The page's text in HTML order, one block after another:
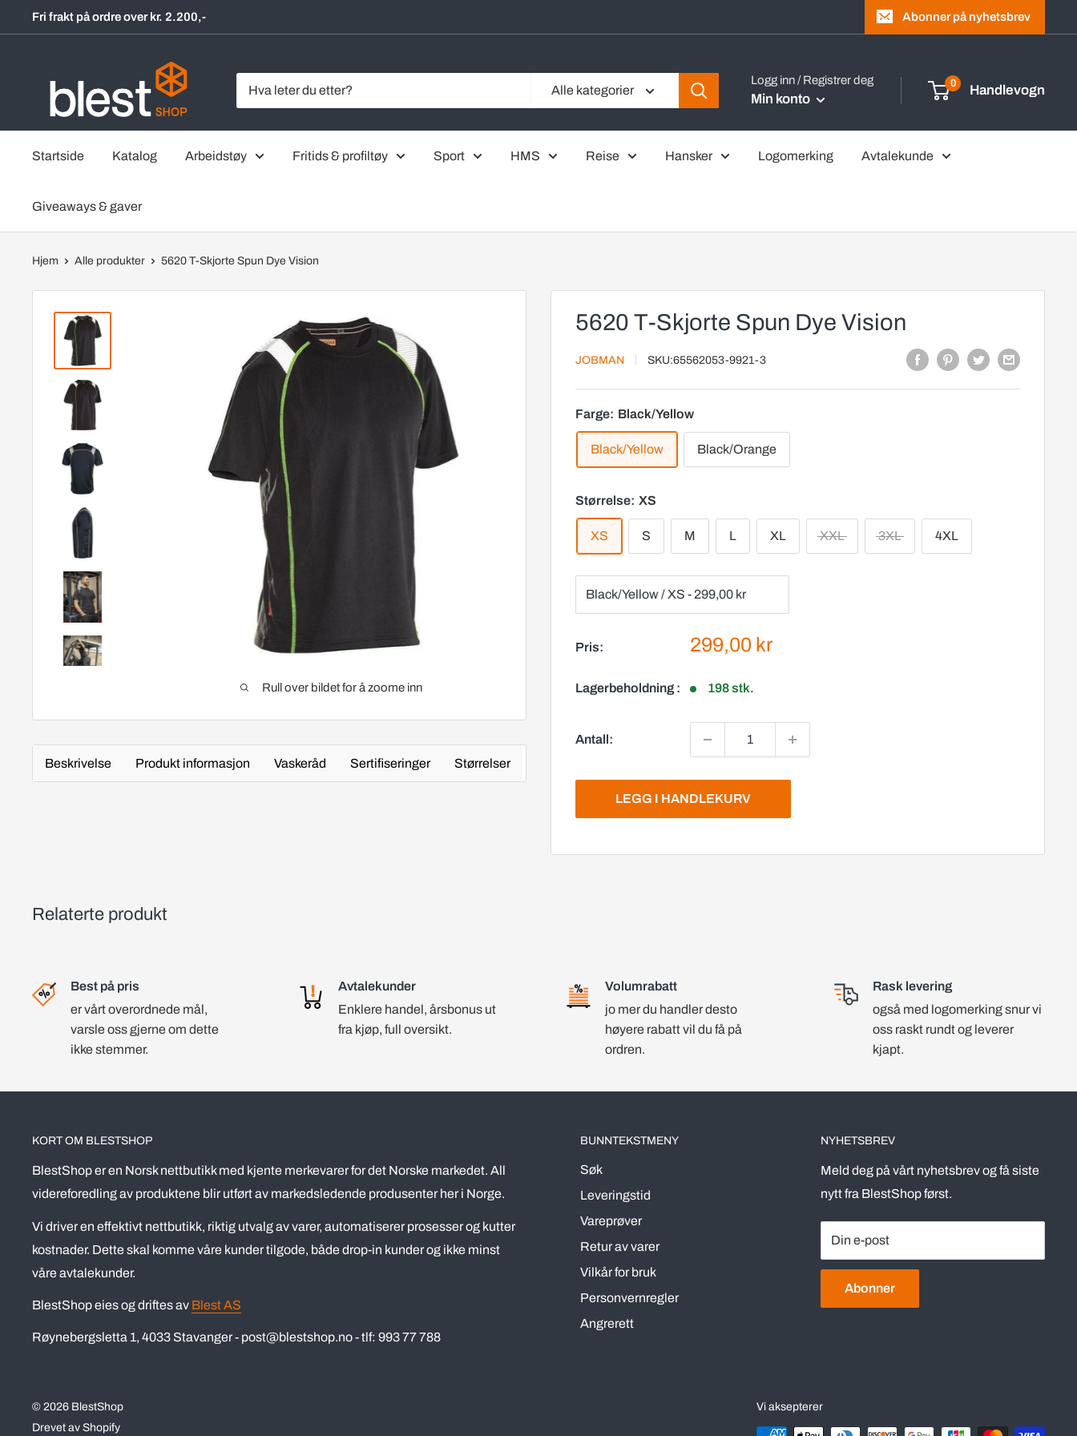
til
Fri frakt på ordre over kr. 2.200,- Abonner på nyhetsbrev
Alle kategorier
Logg inn / Registrer deg
Min konto
0 Handlevogn
Startside Katalog Arbeidstøy Fritids & profiltøy Sport HMS Reise Hansker Logomerking Avtalekunde
Giveaways & gaver
Hjem Alle produkter 5620 T-Skjorte Spun Dye Vision
Rull over bildet for å zoome inn
5620 T-Skjorte Spun Dye Vision
JOBMAN SKU:65562053-9921-3
Farge: Black/Yellow
Black/Yellow Black/Orange
Størrelse: XS
XS S M L XL XXL 3XL 4XL
Pris: Salgspris
299,00 kr
Lagerbeholdning : 198 stk.
Antall:
LEGG I HANDLEKURV
Beskrivelse Produkt informasjon Vaskeråd Sertifiseringer Størrelser
Relaterte produkt
Best på pris
er vårt overordnede mål,
varsle oss gjerne om dette
ikke stemmer.
Avtalekunder
Enklere handel, årsbonus ut
fra kjøp, full oversikt.
Volumrabatt
jo mer du handler desto
høyere rabatt vil du få på
ordren.
Rask levering
også med logomerking snur vi
oss raskt rundt og leverer
kjapt.
KORT OM BLESTSHOP
BlestShop er en Norsk nettbutikk med kjente merkevarer for det Norske markedet. All
videreforedling av produktene blir utført av markedsledende produsenter her i Norge.
Vi driver en effektivt nettbutikk, riktig utvalg av varer, automatiserer prosesser og kutter
kostnader. Dette skal komme våre kunder tilgode, både drop-in kunder og ikke minst
våre avtalekunder.
BlestShop eies og driftes av Blest AS
Røynebergsletta 1, 4033 Stavanger - post@blestshop.no - tlf: 993 77 788
BUNNTEKSTMENY
Søk
Leveringstid
Vareprøver
Retur av varer
Vilkår for bruk
Personvernregler
Angrerett
NYHETSBREV
Meld deg på vårt nyhetsbrev og få siste
nytt fra BlestShop først.
Din e-post
Abonner
© 2026 BlestShop
Drevet av Shopify
Vi aksepterer